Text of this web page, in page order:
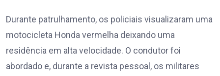
Durante patrulhamento, os policiais visualizaram uma
motocicleta Honda vermelha deixando uma
residência em alta velocidade. O condutor foi
abordado e, durante a revista pessoal, os militares